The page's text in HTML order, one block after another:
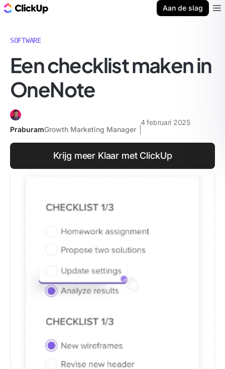
Aan de slag
SOFTWARE
Een checklist maken in
OneNote
PraburamGrowth Marketing Manager
4 februari 2025
Krijg meer Klaar met ClickUp